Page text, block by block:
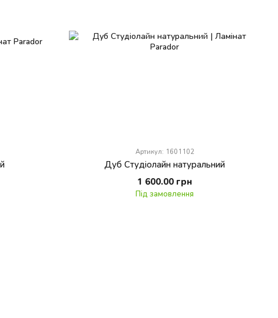
Артикул: 1601102
Дуб Студiолайн натуральний
1 600.00 грн
Під замовлення